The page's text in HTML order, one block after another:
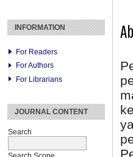
INFORMATION
For Readers
For Authors
For Librarians
JOURNAL CONTENT
Search